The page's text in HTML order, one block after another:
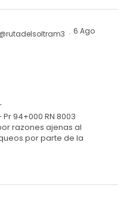
@rutadelsoltram3 · 6 Ago
94+000 RN 8003
razones ajenas al
por parte de la